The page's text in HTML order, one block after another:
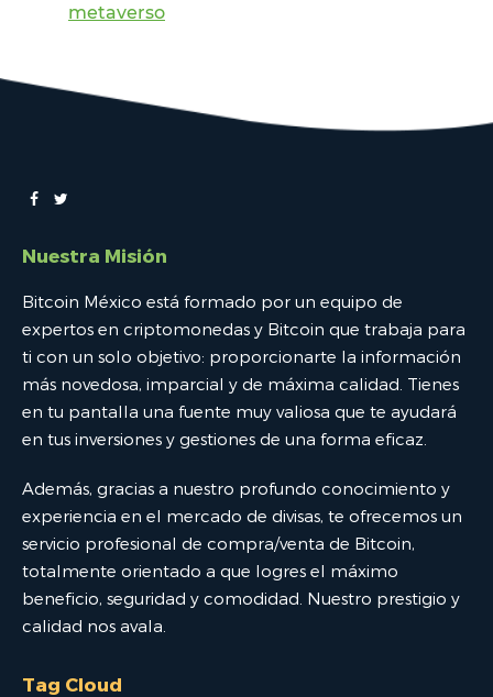
metaverso
Nuestra Misión
Bitcoin México está formado por un equipo de
expertos en criptomonedas y Bitcoin que trabaja para
ti con un solo objetivo: proporcionarte la información
más novedosa, imparcial y de máxima calidad. Tienes
en tu pantalla una fuente muy valiosa que te ayudará
en tus inversiones y gestiones de una forma eficaz.
Además, gracias a nuestro profundo conocimiento y
experiencia en el mercado de divisas, te ofrecemos un
servicio profesional de compra/venta de Bitcoin,
totalmente orientado a que logres el máximo
beneficio, seguridad y comodidad. Nuestro prestigio y
calidad nos avala.
Tag Cloud